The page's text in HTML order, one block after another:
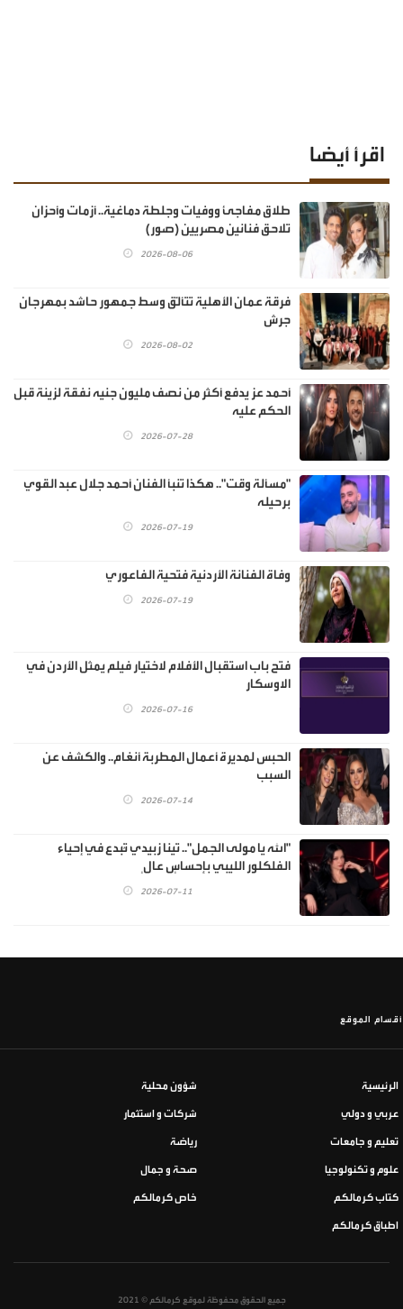
اقرأ أيضا
طلاق مفاجئ ووفيات وجلطة دماغية.. أزمات وأحزان
تلاحق فنانين مصريين (صور)
2026-08-06
فرقة عمان الأهلية تتألّق وسط جمهور حاشد بمهرجان
جرش
2026-08-02
أحمد عز يدفع أكثر من نصف مليون جنيه نفقة لزينة قبل
الحكم عليه
2026-07-28
"مسألة وقت".. هكذا تنبأ الفنان أحمد جلال عبد القوي
برحيله
2026-07-19
وفاة الفنانة الأردنية فتحية الفاعوري
2026-07-19
فتح باب استقبال الأفلام لاختيار فيلم يمثل الأردن في
الاوسكار
2026-07-16
الحبس لمديرة أعمال المطربة أنغام.. والكشف عن
السبب
2026-07-14
"الله يا مولى الجمل".. تينا زبيدي تُبدع في إحياء
الفلكلور الليبي بإحساسٍ عالٍ
2026-07-11
أقسام الموقع
الرئيسية شؤون محلية
عربي و دولي شركات و استثمار
تعليم و جامعات رياضة
علوم و تكنولوجيا صحة و جمال
كتاب كرمالكم خاص كرمالكم
اطباق كرمالكم
جميع الحقوق محفوظة لموقع كرمالكم © 2021